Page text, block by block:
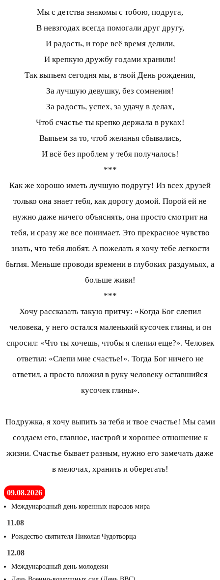
Мы с детства знакомы с тобою, подруга,
В невзгодах всегда помогали друг другу,
И радость, и горе всё время делили,
И крепкую дружбу годами хранили!
Так выпьем сегодня мы, в твой День рождения,
За лучшую девушку, без сомнения!
За радость, успех, за удачу в делах,
Чтоб счастье ты крепко держала в руках!
Выпьем за то, чтоб желанья сбывались,
И всё без проблем у тебя получалось!
***
Как же хорошо иметь лучшую подругу! Из всех друзей
только она знает тебя, как дорогу домой. Порой ей не
нужно даже ничего объяснять, она просто смотрит на
тебя, и сразу же все понимает. Это прекрасное чувство
знать, что тебя любят. А пожелать я хочу тебе легкости
бытия. Меньше проводи времени в глубоких раздумьях, а
больше живи!
***
Хочу рассказать такую притчу: «Когда Бог слепил
человека, у него остался маленький кусочек глины, и он
спросил: «Что ты хочешь, чтобы я слепил еще?». Человек
ответил: «Слепи мне счастье!». Тогда Бог ничего не
ответил, а просто вложил в руку человеку оставшийся
кусочек глины».
Подружка, я хочу выпить за тебя и твое счастье! Мы сами
создаем его, главное, настрой и хорошее отношение к
жизни. Счастье бывает разным, нужно его замечать даже
в мелочах, хранить и оберегать!
09.08.2026
Международный день коренных народов мира
11.08
Рождество святителя Николая Чудотворца
12.08
Международный день молодежи